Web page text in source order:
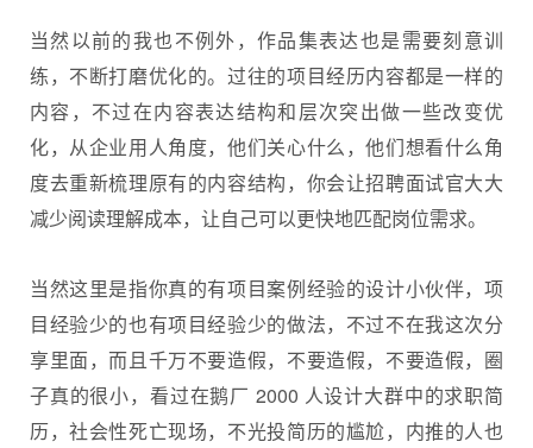
当然以前的我也不例外，作品集表达也是需要刻意训
练，不断打磨优化的。过往的项目经历内容都是一样的
内容，不过在内容表达结构和层次突出做一些改变优
化，从企业用人角度，他们关心什么，他们想看什么角
度去重新梳理原有的内容结构，你会让招聘面试官大大
减少阅读理解成本，让自己可以更快地匹配岗位需求。
当然这里是指你真的有项目案例经验的设计小伙伴，项
目经验少的也有项目经验少的做法，不过不在我这次分
享里面，而且千万不要造假，不要造假，不要造假，圈
子真的很小，看过在鹅厂 2000 人设计大群中的求职简
历，社会性死亡现场，不光投简历的尴尬，内推的人也